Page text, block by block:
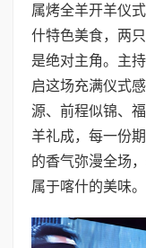
属烤全羊开羊仪
什特色美食，两
是绝对主角。主
启这场充满仪式
源、前程似锦、
羊礼成，每一份
的香气弥漫全场
属于喀什的美味。